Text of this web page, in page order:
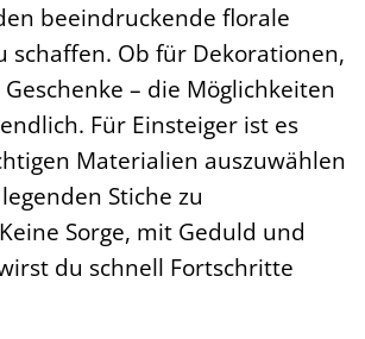
beeindruckende florale
schaffen. Ob für Dekorationen,
– die Möglichkeiten
Für Einsteiger ist es
Materialien auszuwählen
Stiche zu
Sorge, mit Geduld und
du schnell Fortschritte